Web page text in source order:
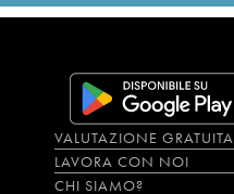
VALUTAZIONE GRATUITA
LAVORA CON NOI
CHI SIAMO?